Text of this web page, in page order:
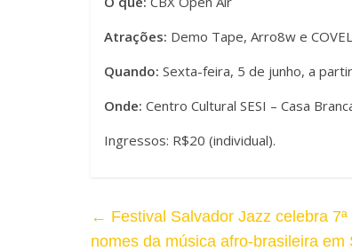
Atrações: Demo Tape, Arro8w e COVEL
Quando: Sexta-feira, 5 de junho, a
Onde: Centro Cultural SESI – Casa
Ingressos: R$20 (individual).
← Festival Salvador Jazz celebra
nomes da música afro-brasileira em